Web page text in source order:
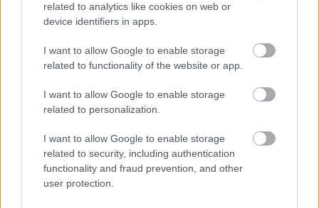
related to analytics like cookies on web or
device identifiers in apps.
I want to allow Google to enable storage
related to functionality of the website or app.
I want to allow Google to enable storage
related to personalization.
I want to allow Google to enable storage
related to security, including authentication
functionality and fraud prevention, and other
user protection.
χρονοδιαγράμματα στις τελικές εντάξεις και στις
ενστάσεις.
Κλείνοντας την τοποθέτησή του, ο υπουργός
υπογράμμισε τη βούληση της κυβέρνησης για
συνεχή διάλογο με την ερευνητική κοινότητα σε
Στην Σύνοδο των Προέδρων των Ερευνητικών
Κέντρων και Τεχνολογικών Φορέων συμμετείχαν